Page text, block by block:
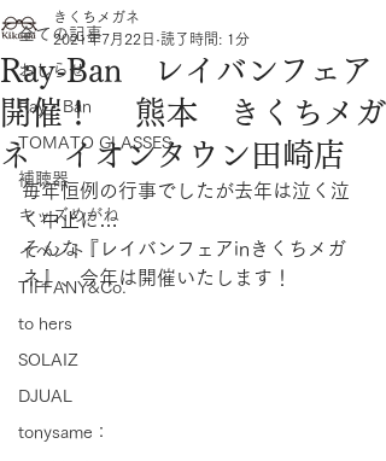
全ての記事
おしらせ
Ray・Ban
TOMATO GLASSES
補聴器
キッズめがね
イベント
TIFFANY&Co.
to hers
SOLAIZ
DJUAL
tonysame：
Ray-Ban レイバンフェア
開催！ 熊本 きくちメガ
ネ イオンタウン田崎店
きくちメガネ
2021年7月22日 読了時間: 1分
毎年恒例の行事でしたが去年は泣く泣
く中止に…
そんな『レイバンフェアinきくちメガ
ネ』、今年は開催いたします！